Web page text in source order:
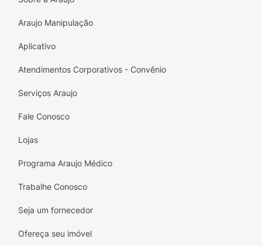
Araujo Manipulação
Aplicativo
Atendimentos Corporativos - Convênio
Serviços Araujo
Fale Conosco
Lojas
Programa Araujo Médico
Trabalhe Conosco
Seja um fornecedor
Ofereça seu imóvel